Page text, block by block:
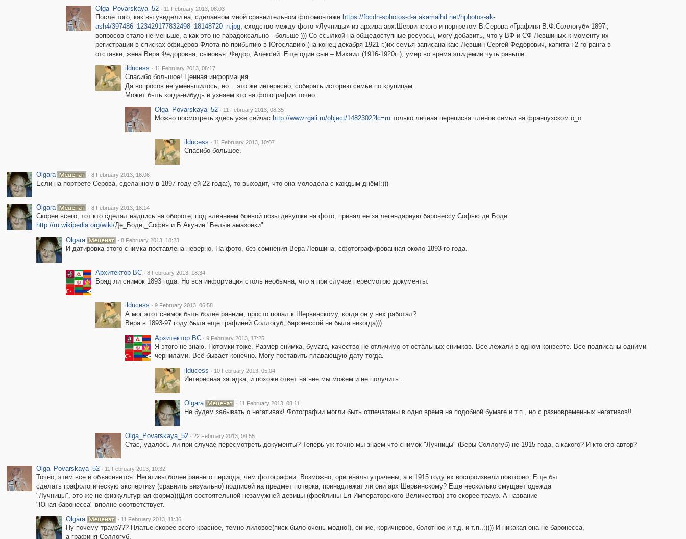
Olga_Povarskaya_52 · 11 February 2013, 08:03
После того, как вы увидели на, сделанном мной сравнительном фотомонтаже https://fbcdn-sphotos-d-a.akamaihd.net/hphotos-ak-
ash4/397486_123429177832498_18148720_n.jpg, сходство между фото «Лучницы» из архива арх.Шервинского и портретом В.Серова «Графиня В.Ф.Соллогуб» 1897г,
вопросов стало не меньше, а как это не парадоксально - больше ))) Со ссылкой на общедоступные ресурсы, могу добавить, что у ВФ и СФ Левшиных к моменту их
регистрации в списках офицеров Флота по прибытию в Югославию (на конец декабря 1921 г.)их семья записана как: Левшин Сергей Федорович, капитан 2-го ранга в
отставке, жена Вера Федоровна, сыновья: Федор, Алексей. Еще один сын – Михаил (1916-1920гг), умер во время эпидемии чуть раньше.
ilducess · 11 February 2013, 08:17
Спасибо большое! Ценная информация.
Да вопросов не уменьшилось, но... это же интересно, собирать историю семьи по крупицам.
Может быть когда-нибудь и узнаем кто на фотографии точно.
Olga_Povarskaya_52 · 11 February 2013, 08:35
Можно посмотреть здесь уже сейчас http://www.rgali.ru/object/1482302?lc=ruтолько личная переписка членов семьи на французском o_o
ilducess · 11 February 2013, 10:07
Спасибо большое.
Olgara · 8 February 2013, 16:06
Если на портрете Серова, сделанном в 1897 году ей 22 года:), то выходит, что она молодела с каждым днём!:)))
Olgara · 8 February 2013, 18:14
Скорее всего, тот кто сделал надпись на обороте, под влиянием боевой позы девушки на фото, принял её за легендарную баронессу Софью де Боде
http://ru.wikipedia.org/wiki/Де_Боде,_София и Б.Акунин "Белые амазонки"
Olgara
· 8 February 2013, 18:23
И датировка этого снимка поставлена неверно. На фото, без сомнения Вера Левшина, сфотографированная около 1893-го года.
Архитектор ВС · 8 February 2013, 18:34
Вряд ли снимок 1893 года. Но вся информация столь необычна, что я при случае пересмотрю документы.
ilducess · 9 February 2013, 06:58
А мог этот снимок быть более ранним, просто попал к Шервинскому, когда он у них работал?
Вера в 1893-97 году была еще графиней Соллогуб, баронессой не была никогда)))
Архитектор ВС · 9 February 2013, 17:25
Я этого не знаю. Потомки тоже. Размер снимка, бумага, качество не отличимо от остальных снимков. Все лежали в одном конверте. Все подписаны одними
чернилами. Всё бывает конечно. Могу поставить плавающую дату тогда.
ilducess · 10 February 2013, 05:04
Интересная загадка, и похоже ответ на нее мы можем и не получить...
Olgara · 11 February 2013, 08:11
Не будем забывать о негативах! Фотографии могли быть отпечатаны в одно время на подобной бумаге и т.п., но с разновременных негативов!!
Olga_Povarskaya_52 · 22 February 2013, 04:55
Стас, удалось ли при случае пересмотреть документы? Теперь уж точно мы знаем что снимок "Лучницы" (Веры Соллогуб) не 1915 года, а какого? И кто его автор?
Olga_Povarskaya_52 · 11 February 2013, 10:32
Точно, этим все и объясняется. Негативы более раннего периода, чем фотографии. Возможно, оригиналы утрачены, а в 1915 году их воспроизвели повторно. Еще бы
сделать графологическую экспертизу (сравнить визуально) подписей на предмет почерка, принадлежат ли они арх Шервинскому? Еще несколько смущает одежда
"Лучницы", это же не физкультурная форма)))Для состоятельной незамужней девицы (фрейлины Ея Императорского Величества) это скорее траур. А название
"Юная баронесса" вполне соответствует.
Olgara
· 11 February 2013, 11:36
Ну почему траур??? Платье скорее всего красное, темно-лиловое(писк-было очень модно!), синие, коричневое, болотное и т.д. и т.п..:)))) И никакая она не баронесса,
а графиня Соллогуб.